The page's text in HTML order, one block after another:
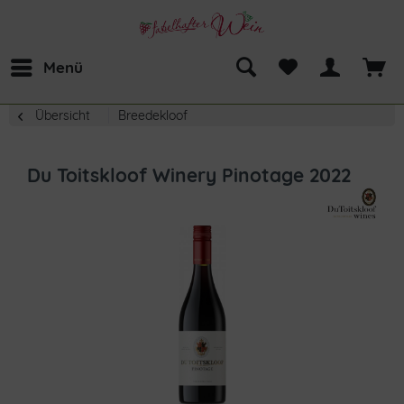
Menü
Übersicht Breedekloof
Du Toitskloof Winery Pinotage 2022